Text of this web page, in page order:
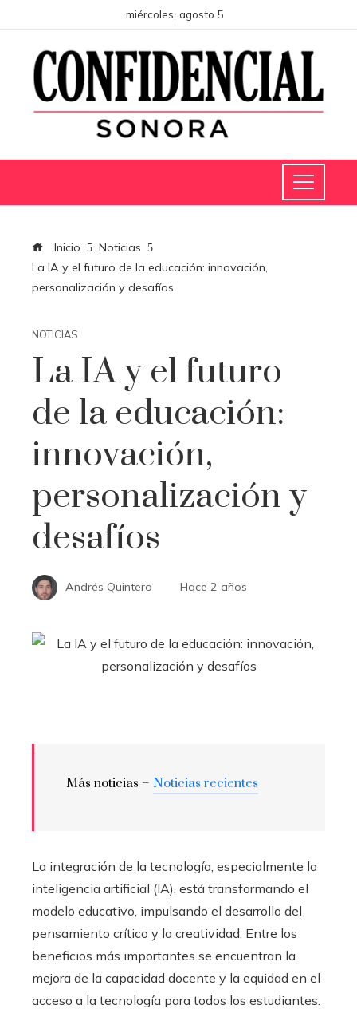
miércoles, agosto 5
Inicio
Noticias
La IA y el futuro de la educación: innovación,
personalización y desafíos
NOTICIAS
La IA y el futuro
de la educación:
innovación,
personalización y
desafíos
Andrés Quintero Hace 2 años
Más noticias – Noticias recientes
La integración de la tecnología, especialmente la
inteligencia artificial (IA), está transformando el
modelo educativo, impulsando el desarrollo del
pensamiento crítico y la creatividad. Entre los
beneficios más importantes se encuentran la
mejora de la capacidad docente y la equidad en el
acceso a la tecnología para todos los estudiantes.